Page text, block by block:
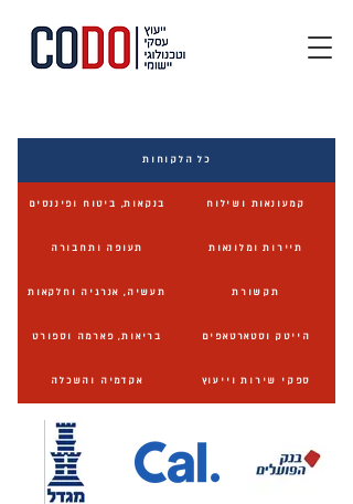
כל הלקוחות
בנקאות, ביטוח ופיננסים קמעונאות ושילוח
תעופה ותחבורה תיירות ומלונאות
תעשיה, אנרגיה וחלקאות תקשורת
בריאות, פארמה וספורט הייטק וסטארטאפים
אקדמיה והשכלה ספקי שירות וייעוץ